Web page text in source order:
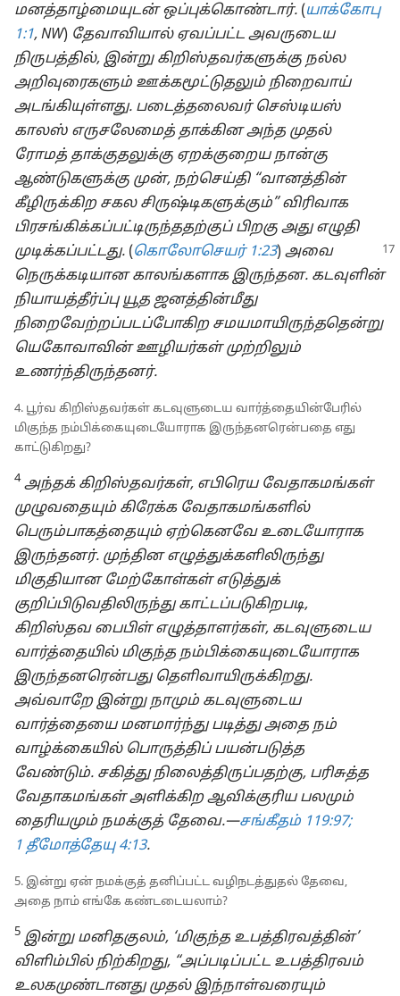
மனத்தாழ்மையுடன் ஒப்புக்கொண்டார். (யாக்கோபு
1:1, NW) தேவாவியால் ஏவப்பட்ட அவருடைய
நிருபத்தில், இன்று கிறிஸ்தவர்களுக்கு நல்ல
அறிவுரைகளும் ஊக்கமூட்டுதலும் நிறைவாய்
அடங்கியுள்ளது. படைத்தலைவர் செஸ்டியஸ்
காலஸ் எருசலேமைத் தாக்கின அந்த முதல்
ரோமத் தாக்குதலுக்கு ஏறக்குறைய நான்கு
ஆண்டுகளுக்கு முன், நற்செய்தி “வானத்தின்
கீழிருக்கிற சகல சிருஷ்டிகளுக்கும்” விரிவாக
பிரசங்கிக்கப்பட்டிருந்ததற்குப் பிறகு அது எழுதி
முடிக்கப்பட்டது. (கொலோசெயர் 1:23) அவை
நெருக்கடியான காலங்களாக இருந்தன. கடவுளின்
நியாயத்தீர்ப்பு யூத ஜனத்தின்மீது
நிறைவேற்றப்படப்போகிற சமயமாயிருந்ததென்று
யெகோவாவின் ஊழியர்கள் முற்றிலும்
உணர்ந்திருந்தனர்.
4. பூர்வ கிறிஸ்தவர்கள் கடவுளுடைய வார்த்தையின்பேரில்
மிகுந்த நம்பிக்கையுடையோராக இருந்தனரென்பதை எது
காட்டுகிறது?
4 அந்தக் கிறிஸ்தவர்கள், எபிரெய வேதாகமங்கள்
முழுவதையும் கிரேக்க வேதாகமங்களில்
பெரும்பாகத்தையும் ஏற்கெனவே உடையோராக
இருந்தனர். முந்தின எழுத்துக்களிலிருந்து
மிகுதியான மேற்கோள்கள் எடுத்துக்
குறிப்பிடுவதிலிருந்து காட்டப்படுகிறபடி,
கிறிஸ்தவ பைபிள் எழுத்தாளர்கள், கடவுளுடைய
வார்த்தையில் மிகுந்த நம்பிக்கையுடையோராக
இருந்தனரென்பது தெளிவாயிருக்கிறது.
அவ்வாறே இன்று நாமும் கடவுளுடைய
வார்த்தையை மனமார்ந்து படித்து அதை நம்
வாழ்க்கையில் பொருத்திப் பயன்படுத்த
வேண்டும். சகித்து நிலைத்திருப்பதற்கு, பரிசுத்த
வேதாகமங்கள் அளிக்கிற ஆவிக்குரிய பலமும்
தைரியமும் நமக்குத் தேவை.—சங்கீதம் 119:97;
1 தீமோத்தேயு 4:13.
5. இன்று ஏன் நமக்குத் தனிப்பட்ட வழிநடத்துதல் தேவை,
அதை நாம் எங்கே கண்டடையலாம்?
5 இன்று மனிதகுலம், ‘மிகுந்த உபத்திரவத்தின்’
விளிம்பில் நிற்கிறது, “அப்படிப்பட்ட உபத்திரவம்
உலகமுண்டானது முதல் இந்நாள்வரையும்